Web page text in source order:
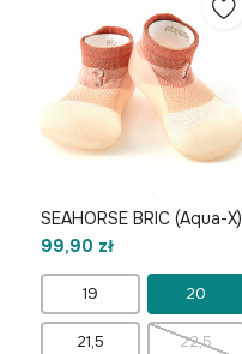
SEAHORSE BRIC (Aqua-X)
99,90 zł
19 20
21,5 22,5